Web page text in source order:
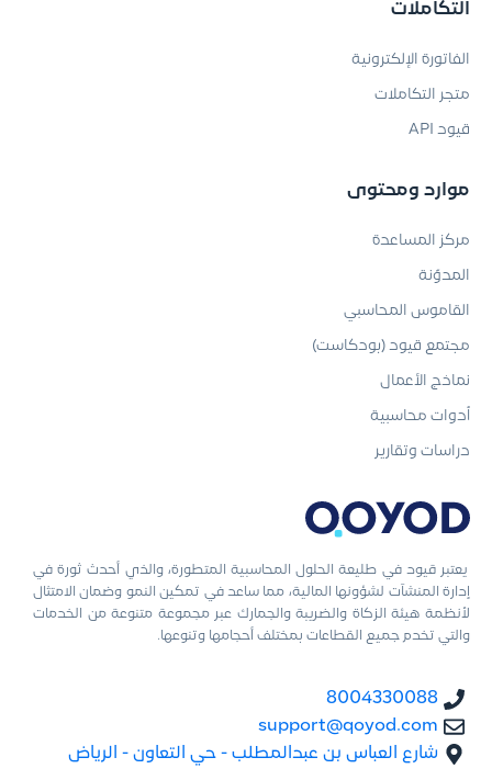
يعتبر قيود في طليعة الحلول المحاسبية المتطورة، والذي أحدث ثورة في
إدارة المنشآت لشؤونها المالية، مما ساعد في تمكين النمو وضمان الامتثال
لأنظمة هيئة الزكاة والضريبة والجمارك عبر مجموعة متنوعة من الخدمات
والتي تخدم جميع القطاعات بمختلف أحجامها وتنوعها.
8004330088
support@qoyod.com
شارع العباس بن عبدالمطلب - حي التعاون - الرياض
التكاملات
الفاتورة الإلكترونية
متجر التكاملات
قيود API
موارد ومحتوى
مركز المساعدة
المدوّنة
القاموس المحاسبي
مجتمع قيود (بودكاست)
نماذج الأعمال
أدوات محاسبية
دراسات وتقارير